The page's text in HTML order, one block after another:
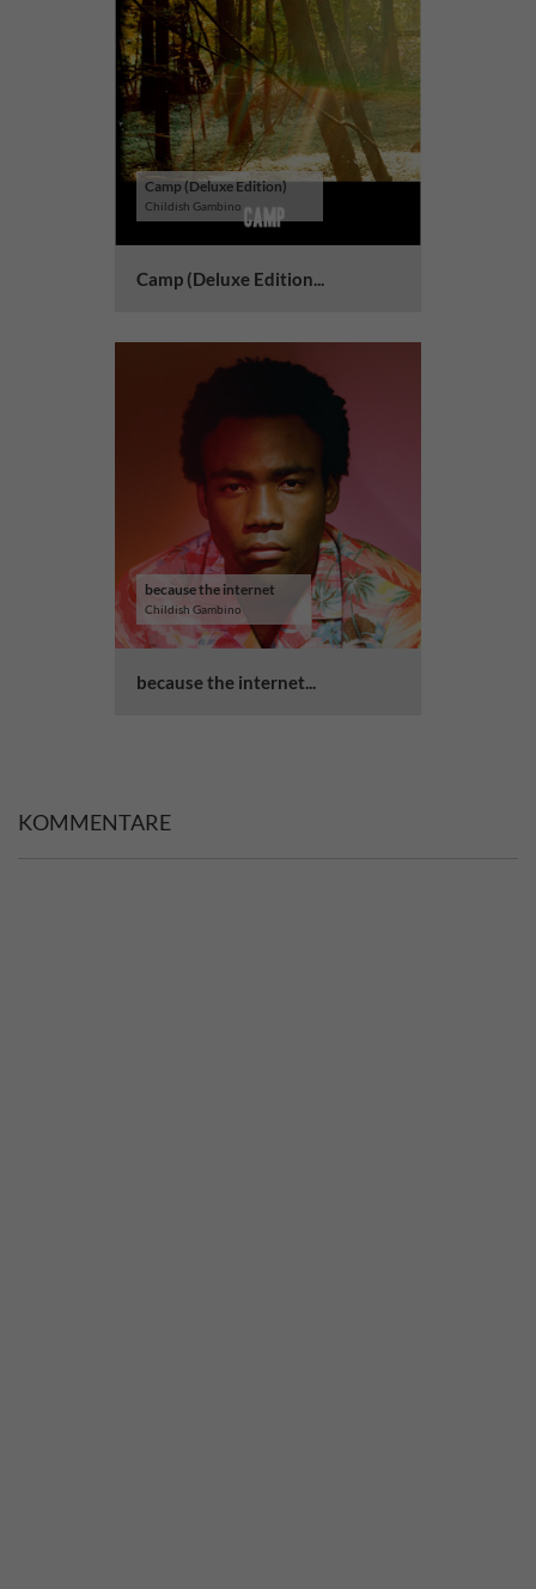
Camp (Deluxe Edition)
Childish Gambino
Camp (Deluxe Edition...
because the internet
Childish Gambino
because the internet...
KOMMENTARE